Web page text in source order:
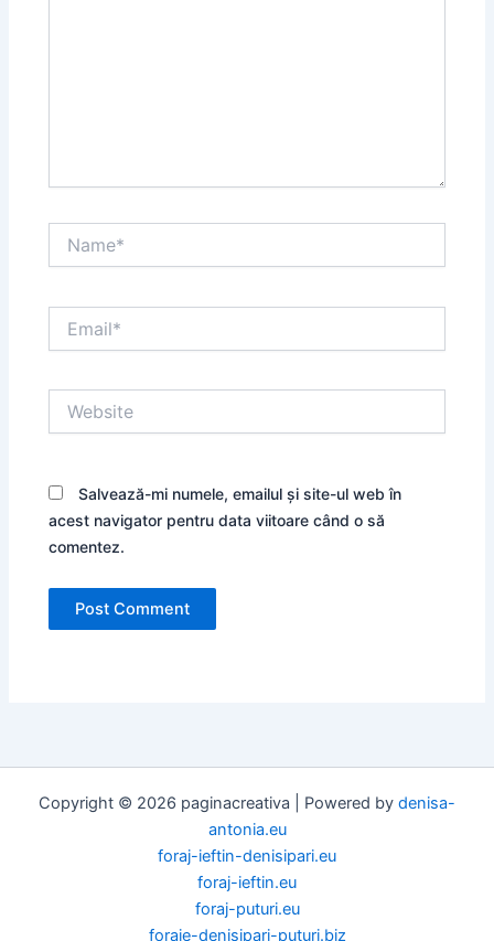
Salvează-mi numele, emailul și site-ul web în
acest navigator pentru data viitoare când o să
comentez.
Copyright © 2026 paginacreativa | Powered by denisa-
antonia.eu
foraj-ieftin-denisipari.eu
foraj-ieftin.eu
foraj-puturi.eu
foraje-denisipari-puturi.biz